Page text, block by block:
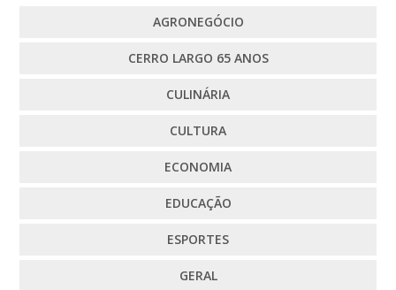
AGRONEGÓCIO
CERRO LARGO 65 ANOS
CULINÁRIA
CULTURA
ECONOMIA
EDUCAÇÃO
ESPORTES
GERAL